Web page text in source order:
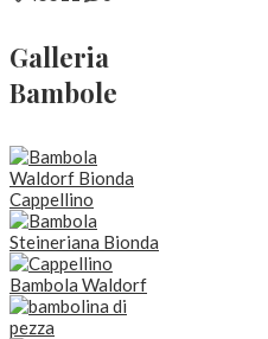
Galleria
Bambole